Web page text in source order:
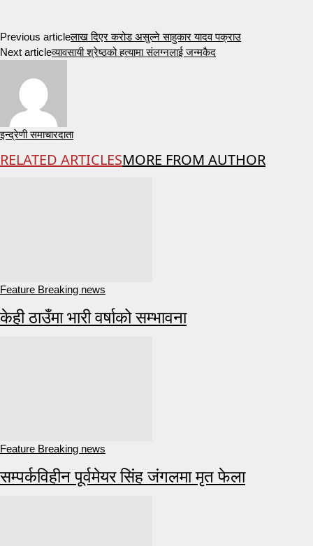
Previous articleलाख दिएर करोड असुल्ने साहुकार यादव पक्राउ
Next articleव्यावसायी श्रेष्ठको हत्यामा संलग्नलाई जन्मकैद
इन्द्रेणी समाचारदाता
RELATED ARTICLESMORE FROM AUTHOR
Feature Breaking news
केही ठाउँमा भारी वर्षाको सम्भावना
Feature Breaking news
सम्पर्कविहीन पूर्वमेयर सिंह जंगलमा मृत फेला